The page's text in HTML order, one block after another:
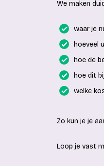
We maken
waar je
hoeveel
hoe de
hoe dit
welke
Zo kun je je
Loop je vast